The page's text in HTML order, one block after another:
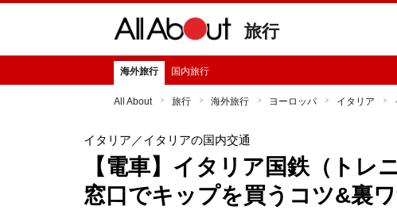
旅行
海外旅行 国内旅行
All About 旅行 海外旅行 ヨーロッパ イタリア
イタリア ／イタリアの国内交通
【電車】イタリア国鉄（ト
窓口でキップを買うコツ&裏